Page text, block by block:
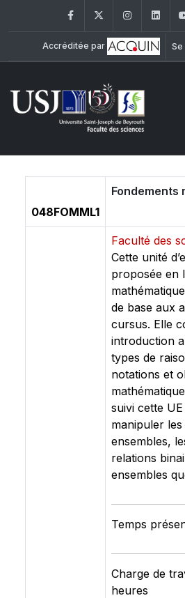
FacebookTwitter
Accréditée par
048FOMML1
Fondements
Faculté des
Cette unité
proposée en
de base aux
cursus. Elle
introduction
types de
notations et
suivi cette
manipuler
ensembles,
relations
ensembles
Temps
Charge de
heures